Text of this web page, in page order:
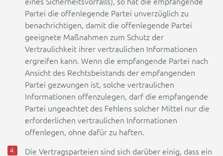
Partei die offenlegende Partei unverzüglich zu
benachrichtigen, damit die offenlegende Partei
geeignete Maßnahmen zum Schutz der
Vertraulichkeit ihrer vertraulichen Informationen
ergreifen kann. Wenn die empfangende Partei nach
Ansicht des Rechtsbeistands der empfangenden
Partei gezwungen ist, solche vertraulichen
Informationen offenzulegen, darf die empfangende
Partei ungeachtet des Fehlens solcher Mittel nur die
erforderlichen vertraulichen Informationen
offenlegen, ohne dafür zu haften.
Die Vertragsparteien sind sich darüber einig, dass ein